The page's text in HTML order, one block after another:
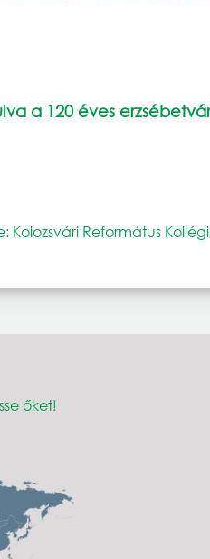
a 120 éves
Kolozsvári Református
őket!